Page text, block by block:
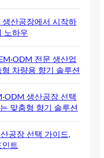
생산공장에서 시작하
노하우
전문 생산업
차량용 향기 솔루션
생산공장 선택
맞춤형 향기 솔루션
공장 선택 가이드,
트